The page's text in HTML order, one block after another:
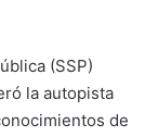
(SSP)
la autopista
de